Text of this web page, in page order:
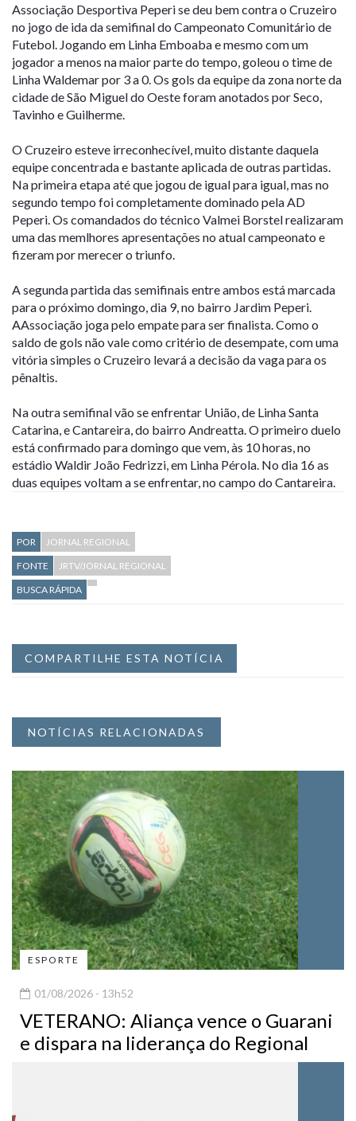
Associação Desportiva Peperi se deu bem contra o Cruzeiro
no jogo de ida da semifinal do Campeonato Comunitário de
Futebol. Jogando em Linha Emboaba e mesmo com um
jogador a menos na maior parte do tempo, goleou o time de
Linha Waldemar por 3 a 0. Os gols da equipe da zona norte da
cidade de São Miguel do Oeste foram anotados por Seco,
Tavinho e Guilherme.
O Cruzeiro esteve irreconhecível, muito distante daquela
equipe concentrada e bastante aplicada de outras partidas.
Na primeira etapa até que jogou de igual para igual, mas no
segundo tempo foi completamente dominado pela AD
Peperi. Os comandados do técnico Valmei Borstel realizaram
uma das memlhores apresentações no atual campeonato e
fizeram por merecer o triunfo.
A segunda partida das semifinais entre ambos está marcada
para o próximo domingo, dia 9, no bairro Jardim Peperi.
AAssociação joga pelo empate para ser finalista. Como o
saldo de gols não vale como critério de desempate, com uma
vitória simples o Cruzeiro levará a decisão da vaga para os
pênaltis.
Na outra semifinal vão se enfrentar União, de Linha Santa
Catarina, e Cantareira, do bairro Andreatta. O primeiro duelo
está confirmado para domingo que vem, às 10 horas, no
estádio Waldir João Fedrizzi, em Linha Pérola. No dia 16 as
duas equipes voltam a se enfrentar, no campo do Cantareira.
POR
JORNAL REGIONAL
FONTE
JRTV/JORNAL REGIONAL
BUSCA RÁPIDA
COMPARTILHE ESTA NOTÍCIA
NOTÍCIAS RELACIONADAS
ESPORTE
01/08/2026 - 13h52
VETERANO: Aliança vence o Guarani
e dispara na liderança do Regional